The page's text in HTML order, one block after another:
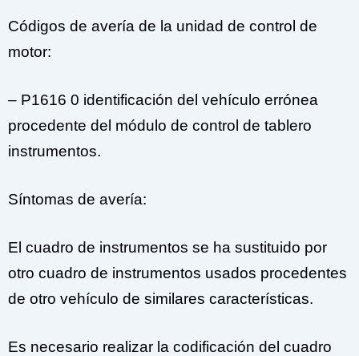
Códigos de avería de la unidad de control de
motor:
– P1616 0 identificación del vehículo errónea
procedente del módulo de control de tablero
instrumentos.
Síntomas de avería:
El cuadro de instrumentos se ha sustituido por
otro cuadro de instrumentos usados procedentes
de otro vehículo de similares características.
Es necesario realizar la codificación del cuadro